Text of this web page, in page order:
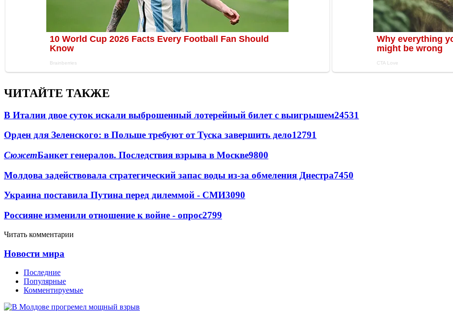
ЧИТАЙТЕ ТАКЖЕ
В Италии двое суток искали выброшенный лотерейный билет с выигрышем24531
Орден для Зеленского: в Польше требуют от Туска завершить дело12791
СюжетБанкет генералов. Последствия взрыва в Москве9800
Молдова задействовала стратегический запас воды из-за обмеления Днестра7450
Украина поставила Путина перед дилеммой - СМИ3090
Россияне изменили отношение к войне - опрос2799
Читать комментарии
Новости мира
Последние
Популярные
Комментируемые